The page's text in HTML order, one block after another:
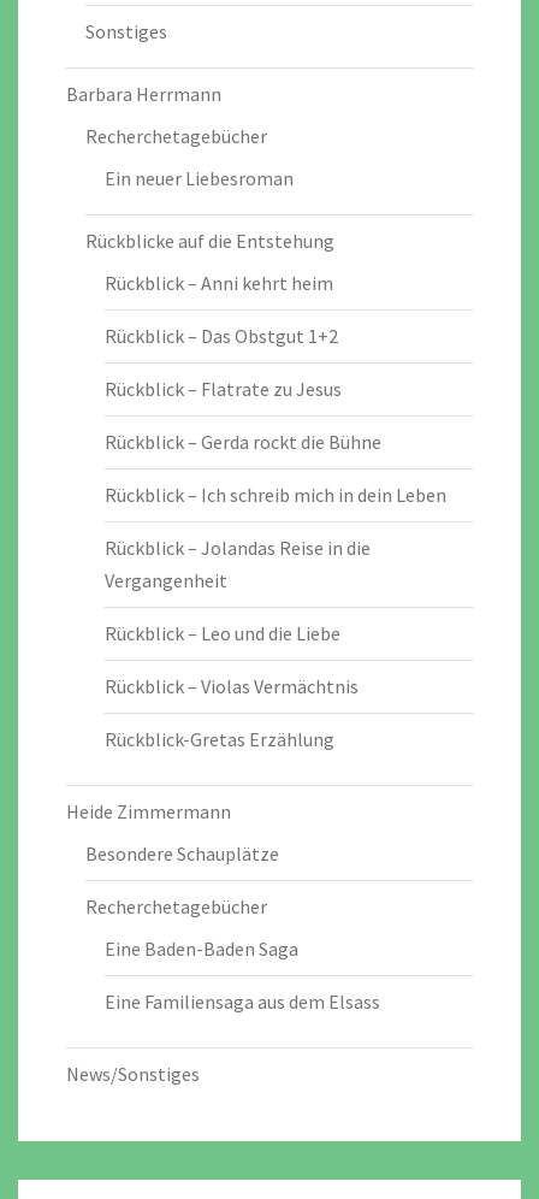
Sonstiges
Barbara Herrmann
Recherchetagebücher
Ein neuer Liebesroman
Rückblicke auf die Entstehung
Rückblick – Anni kehrt heim
Rückblick – Das Obstgut 1+2
Rückblick – Flatrate zu Jesus
Rückblick – Gerda rockt die Bühne
Rückblick – Ich schreib mich in dein Leben
Rückblick – Jolandas Reise in die
Vergangenheit
Rückblick – Leo und die Liebe
Rückblick – Violas Vermächtnis
Rückblick-Gretas Erzählung
Heide Zimmermann
Besondere Schauplätze
Recherchetagebücher
Eine Baden-Baden Saga
Eine Familiensaga aus dem Elsass
News/Sonstiges